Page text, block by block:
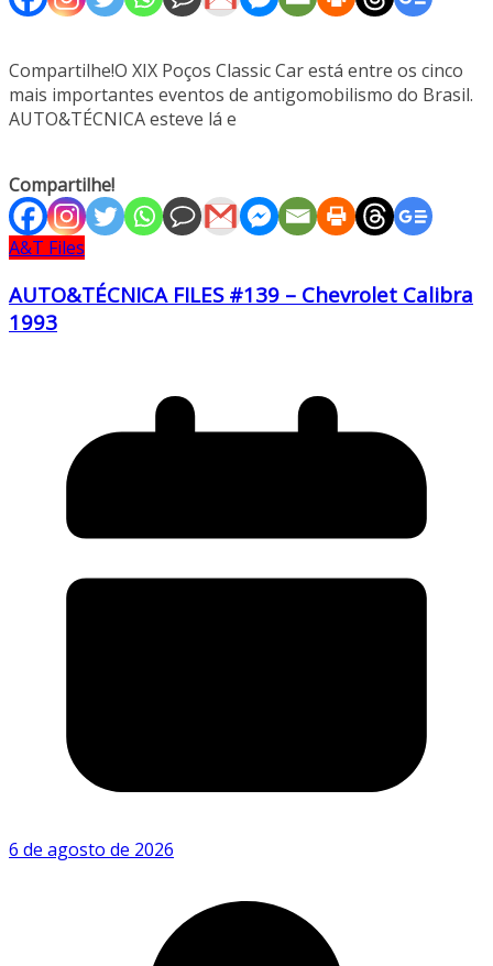
Compartilhe!O XIX Poços Classic Car está entre os cinco
mais importantes eventos de antigomobilismo do Brasil.
AUTO&TÉCNICA esteve lá e
Compartilhe!
A&T Files
AUTO&TÉCNICA FILES #139 – Chevrolet Calibra
1993
6 de agosto de 2026